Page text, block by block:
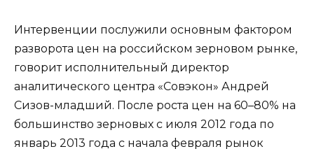
Интервенции послужили основным фактором
разворота цен на российском зерновом рынке,
говорит исполнительный директор
аналитического центра «Совэкон» Андрей
Сизов-младший. После роста цен на 60–80% на
большинство зерновых с июля 2012 года по
январь 2013 года с начала февраля рынок